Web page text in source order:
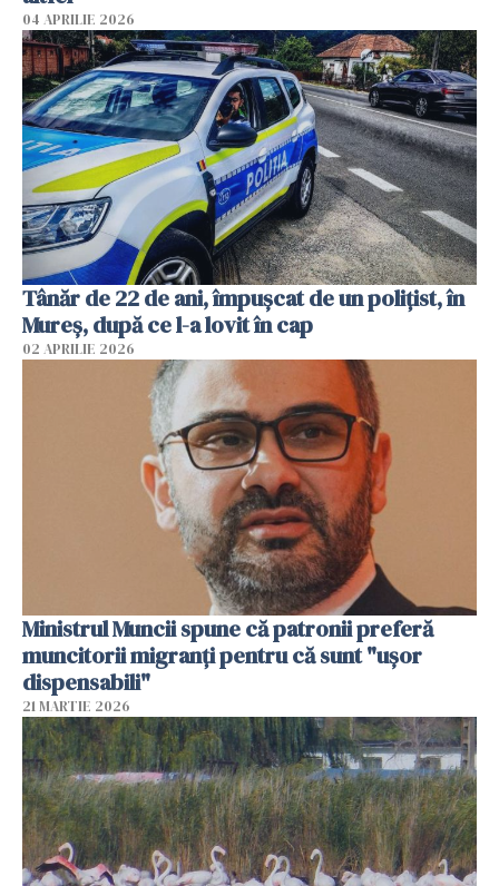
04 APRILIE 2026
Tânăr de 22 de ani, împușcat de un polițist, în
Mureș, după ce l-a lovit în cap
02 APRILIE 2026
Ministrul Muncii spune că patronii preferă
muncitorii migranți pentru că sunt "uşor
dispensabili"
21 MARTIE 2026